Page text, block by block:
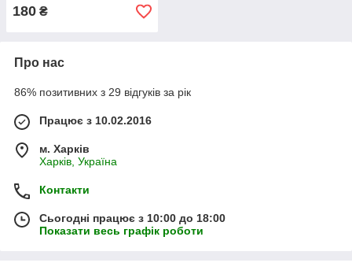
180 ₴
Про нас
86% позитивних з 29 відгуків за рік
Працює з 10.02.2016
м. Харків
Харків, Україна
Контакти
Сьогодні працює з 10:00 до 18:00
Показати весь графік роботи